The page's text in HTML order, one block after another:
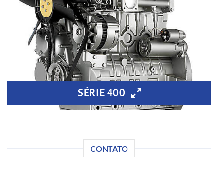
SÉRIE 400
CONTATO